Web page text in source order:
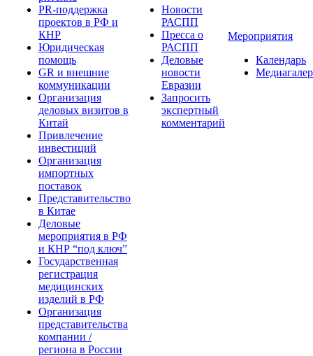
PR-поддержка
проектов в РФ и
КНР
Юридическая
помощь
GR и внешние
коммуникации
Организация
деловых визитов в
Китай
Привлечение
инвестиций
Организация
импортных
поставок
Представительство
в Китае
Деловые
мероприятия в РФ
и КНР “под ключ”
Государственная
регистрация
медицинских
изделий в РФ
Организация
представительства
компании /
региона в России
Новости
РАСПП
Пресса о
РАСПП
Деловые
новости
Евразии
Запросить
экспертный
комментарий
Мероприятия
Календарь